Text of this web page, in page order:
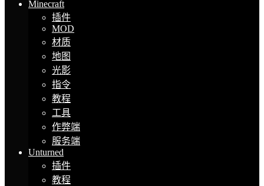
Minecraft
插件
MOD
材质
地图
光影
指令
教程
工具
作弊端
服务端
Unturned
插件
教程